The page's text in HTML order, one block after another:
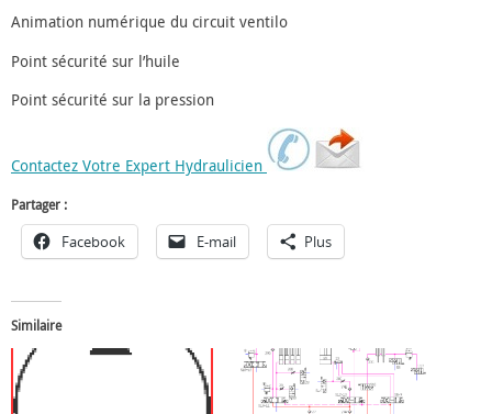
Animation numérique du circuit ventilo
Point sécurité sur l’huile
Point sécurité sur la pression
Contactez Votre Expert Hydraulicien
Partager :
Facebook E-mail Plus
Similaire